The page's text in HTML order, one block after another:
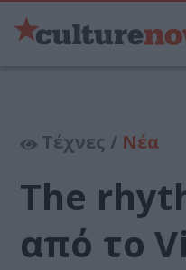
Τέχνες / Νέα
The
από το